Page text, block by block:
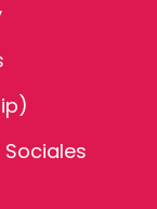
Sociales